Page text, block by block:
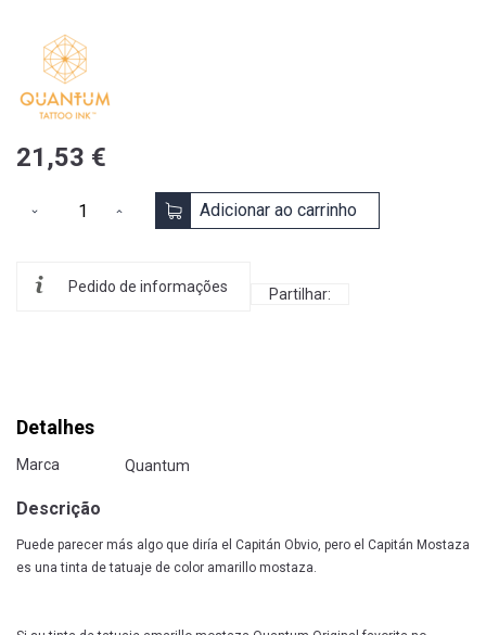
21,53 €
Adicionar ao carrinho
Pedido de informações Partilhar:
Detalhes
Marca Quantum
Descrição
Puede parecer más algo que diría el Capitán Obvio, pero el Capitán Mostaza
es una tinta de tatuaje de color amarillo mostaza.